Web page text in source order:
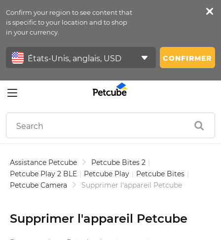
Confirm your region to see content that
is specific to your location and to shop
in your currency.
CONFIRMER
Petfeed
Se Connecter
Assistance Petcube Petcube Bites 2 |
Petcube Play 2 BLE | Petcube Play | Petcube Bites |
Petcube Camera
Supprimer l'appareil Petcube
Supprimer l'appareil Petcube